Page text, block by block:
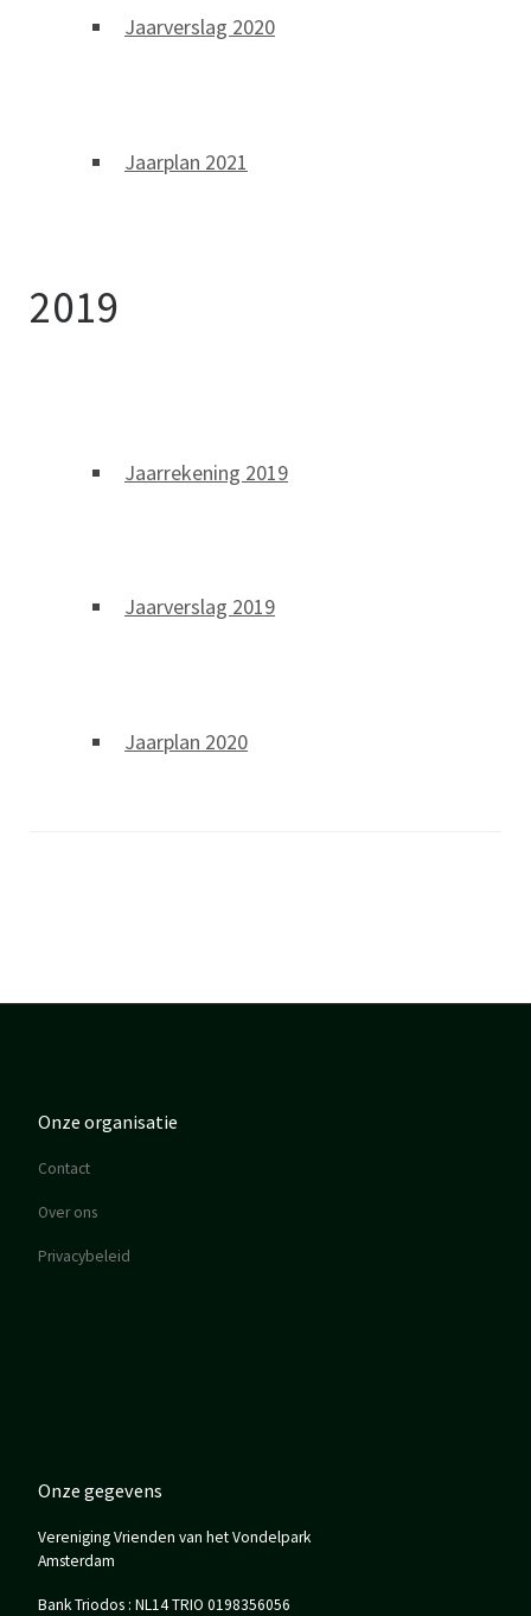
Jaarverslag 2020
Jaarplan 2021
2019
Jaarrekening 2019
Jaarverslag 2019
Jaarplan 2020
Onze organisatie
Contact
Over ons
Privacybeleid
Onze gegevens
Vereniging Vrienden van het Vondelpark
Amsterdam
Bank Triodos : NL14 TRIO 0198356056